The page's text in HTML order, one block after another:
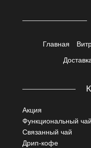
Главная
Акция
Функциональный чай
Связанный чай
Дрип-кофе